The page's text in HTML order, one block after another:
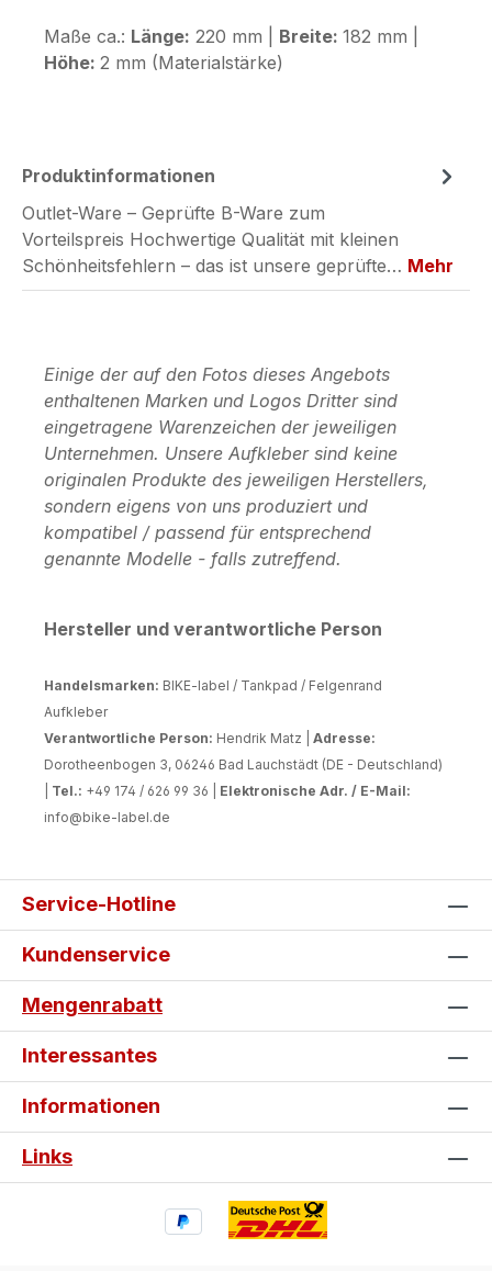
Maße ca.: Länge: 220 mm | Breite: 182 mm |
Höhe: 2 mm (Materialstärke)
Produktinformationen
Outlet-Ware – Geprüfte B-Ware zum
Vorteilspreis Hochwertige Qualität mit kleinen
Schönheitsfehlern – das ist unsere geprüfte… Mehr
Einige der auf den Fotos dieses Angebots
enthaltenen Marken und Logos Dritter sind
eingetragene Warenzeichen der jeweiligen
Unternehmen. Unsere Aufkleber sind keine
originalen Produkte des jeweiligen Herstellers,
sondern eigens von uns produziert und
kompatibel / passend für entsprechend
genannte Modelle - falls zutreffend.
Hersteller und verantwortliche Person
Handelsmarken: BIKE-label / Tankpad / Felgenrand
Aufkleber
Verantwortliche Person: Hendrik Matz | Adresse:
Dorotheenbogen 3, 06246 Bad Lauchstädt (DE - Deutschland)
Tel.: +49 174 / 626 99 36 | Elektronische Adr. / E-Mail:
info@bike-label.de
Service-Hotline
Kundenservice
Mengenrabatt
Interessantes
Informationen
Links